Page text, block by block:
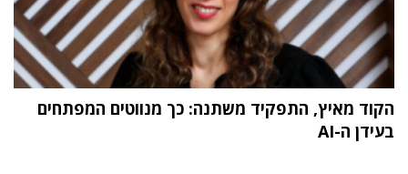
הקוד מאיץ, התפקיד משתנה: כך מנווטים המפתחים
בעידן ה-AI